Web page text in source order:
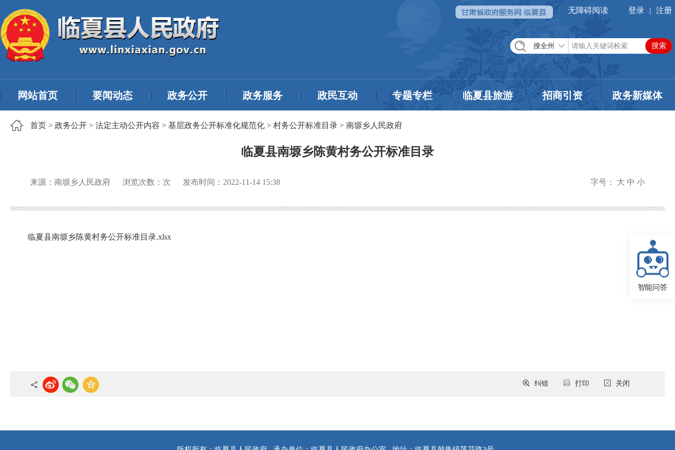
无障碍阅读 登录 | 注册
搜全州
网站首页 要闻动态 政务公开 政务服务 政民互动 专题专栏 临夏县旅游 招商引资 政务新媒体
首页 > 政务公开 > 法定主动公开内容 > 基层政务公开标准化规范化 > 村务公开标准目录 > 南塬乡人民政府
临夏县南塬乡陈黄村务公开标准目录
来源：南塬乡人民政府 浏览次数： 次 发布时间： 2022-11-14 15:38 字号： 大 中 小
临夏县南塬乡陈黄村务公开标准目录.xlsx
关闭
打印
纠错
智能问答